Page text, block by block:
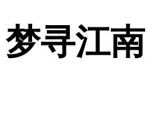
梦寻江南